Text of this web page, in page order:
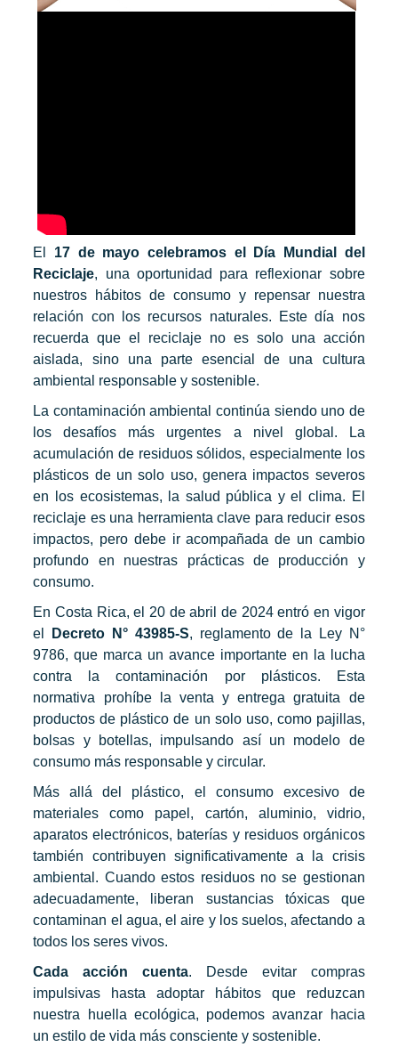
El 17 de mayo celebramos el Día Mundial del
Reciclaje, una oportunidad para reflexionar sobre
nuestros hábitos de consumo y repensar nuestra
relación con los recursos naturales. Este día nos
recuerda que el reciclaje no es solo una acción
aislada, sino una parte esencial de una cultura
ambiental responsable y sostenible.
La contaminación ambiental continúa siendo uno de
los desafíos más urgentes a nivel global. La
acumulación de residuos sólidos, especialmente los
plásticos de un solo uso, genera impactos severos
en los ecosistemas, la salud pública y el clima. El
reciclaje es una herramienta clave para reducir esos
impactos, pero debe ir acompañada de un cambio
profundo en nuestras prácticas de producción y
consumo.
En Costa Rica, el 20 de abril de 2024 entró en vigor
el
Decreto N° 43985-S, reglamento de la Ley N°
9786, que marca un avance importante en la lucha
contra la contaminación por plásticos. Esta
normativa prohíbe la venta y entrega gratuita de
productos de plástico de un solo uso, como pajillas,
bolsas y botellas, impulsando así un modelo de
consumo más responsable y circular.
Más allá del plástico, el consumo excesivo de
materiales como papel, cartón, aluminio, vidrio,
aparatos electrónicos, baterías y residuos orgánicos
también contribuyen significativamente a la crisis
ambiental. Cuando estos residuos no se gestionan
adecuadamente, liberan sustancias tóxicas que
contaminan el agua, el aire y los suelos, afectando a
todos los seres vivos.
Cada acción cuenta. Desde evitar compras
impulsivas hasta adoptar hábitos que reduzcan
nuestra huella ecológica, podemos avanzar hacia
un estilo de vida más consciente y sostenible.